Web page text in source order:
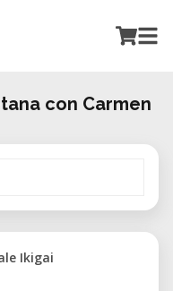
con Carmen
Ikigai